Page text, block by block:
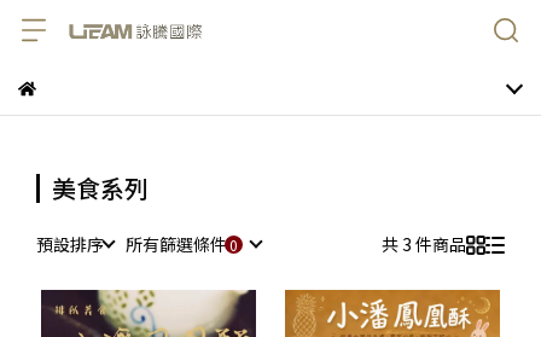
美食系列
預設排序 所有篩選條件 共 3 件商品